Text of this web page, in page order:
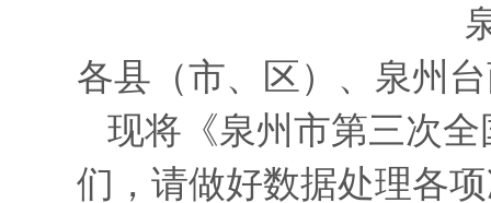
各县（市、区）、泉州
现将《泉州市第三次
们，请做好数据处理各